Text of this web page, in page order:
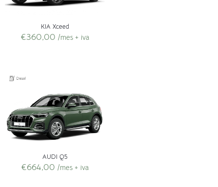
KIA Xceed
€360,00 /mes + iva
AUDI Q5
€664,00 /mes + iva